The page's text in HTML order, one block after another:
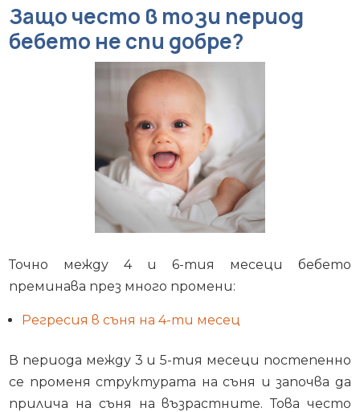
Защо често в този период
бебето не спи добре?
Точно между 4 и 6-тия месеци бебето
преминава през много промени:
Регресия в съня на 4-ти месец
В периода между 3 и 5-тия месеци постепенно
се променя структурата на съня и започва да
прилича на съня на възрастните. Това често